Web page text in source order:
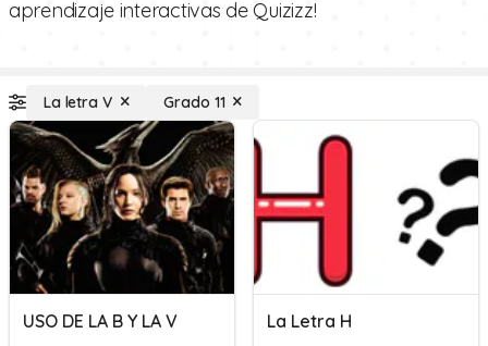
aprendizaje interactivas de Quizizz!
La letra V Grado 11
USO DE LA B Y LA V La Letra H